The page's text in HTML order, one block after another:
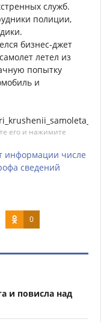
служб.
полиции,
бизнес-джет
летел из
попытку
и
его и нажимите
информации числе
сведений
0
и повисла над